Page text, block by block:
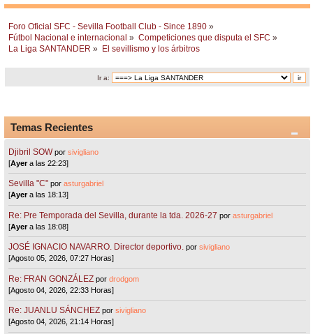
Foro Oficial SFC - Sevilla Football Club - Since 1890 »
Fútbol Nacional e internacional » Competiciones que disputa el SFC »
La Liga SANTANDER » El sevillismo y los árbitros
Ir a:
Temas Recientes
Djibril SOW porsivigliano
[Ayera las 22:23]
Sevilla "C"porasturgabriel
[Ayera las 18:13]
Re: Pre Temporada del Sevilla, durante la tda. 2026-27 porasturgabriel
[Ayera las 18:08]
JOSÉ IGNACIO NAVARRO. Director deportivo. porsivigliano
[Agosto 05, 2026, 07:27 Horas]
Re: FRAN GONZÁLEZ pordrodgom
[Agosto 04, 2026, 22:33 Horas]
Re: JUANLU SÁNCHEZ porsivigliano
[Agosto 04, 2026, 21:14 Horas]